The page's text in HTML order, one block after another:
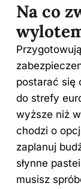
Na co
postarać się
do strefy
wyższe niż
chodzi o
zaplanuj
słynne
musisz